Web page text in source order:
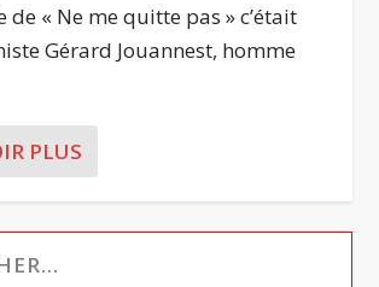
de « Ne me quitte pas » c’était
Gérard Jouannest, homme
PLUS